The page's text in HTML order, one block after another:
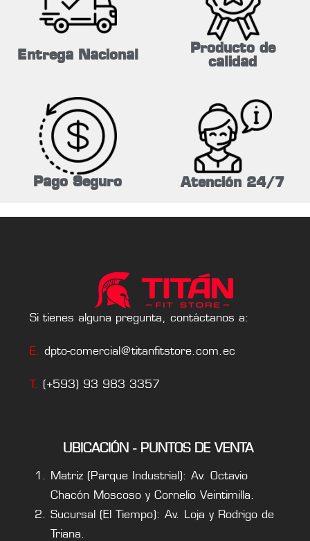
Entrega Nacional
Producto de
calidad
Pago Seguro Atención 24/7
Si tienes alguna pregunta, contáctanos a:
E. dpto-comercial@titanfitstore.com.ec
T. (+593) 93 983 3357
UBICACIÓN - PUNTOS DE VENTA
Matriz (Parque Industrial): Av. Octavio
Chacón Moscoso y Cornelio Veintimilla.
Sucursal (El Tiempo): Av. Loja y Rodrigo de
Triana.